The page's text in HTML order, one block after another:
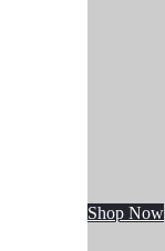
Shop Now